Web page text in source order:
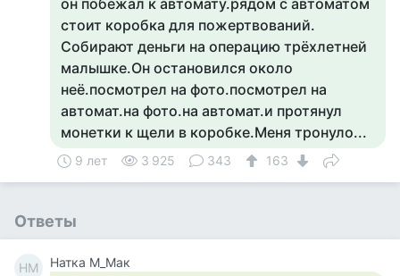
он побежал к автомату.рядом с автоматом
стоит коробка для пожертвований.
Собирают деньги на операцию трёхлетней
малышке.Он остановился около
неё.посмотрел на фото.посмотрел на
автомат.на фото.на автомат.и протянул
монетки к щели в коробке.Меня тронуло...
9 лет 3 925 343 163
Ответы
НМ Натка М_Мак